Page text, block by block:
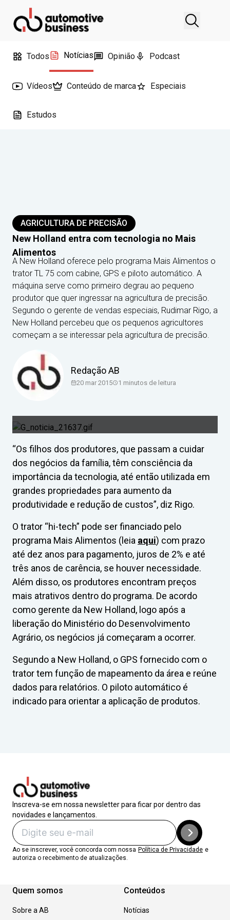
Todos Notícias Opinião Podcast
Vídeos Conteúdo de marca Especiais
Estudos
AGRICULTURA DE PRECISÃO
New Holland entra com tecnologia no Mais
Alimentos
A New Holland oferece pelo programa Mais Alimentos o
trator TL 75 com cabine, GPS e piloto automático. A
máquina serve como primeiro degrau ao pequeno
produtor que quer ingressar na agricultura de precisão.
Segundo o gerente de vendas especiais, Rudimar Rigo, a
New Holland percebeu que os pequenos agricultores
começam a se interessar pela agricultura de precisão.
Redação AB
20 mar 2015 1 minutos de leitura
“Os filhos dos produtores, que passam a cuidar
dos negócios da família, têm consciência da
importância da tecnologia, até então utilizada em
grandes propriedades para aumento da
produtividade e redução de custos”, diz Rigo.
O trator “hi-tech” pode ser financiado pelo
programa Mais Alimentos (leia aqui) com prazo
até dez anos para pagamento, juros de 2% e até
três anos de carência, se houver necessidade.
Além disso, os produtores encontram preços
mais atrativos dentro do programa. De acordo
como gerente da New Holland, logo após a
liberação do Ministério do Desenvolvimento
Agrário, os negócios já começaram a ocorrer.
Segundo a New Holland, o GPS fornecido com o
trator tem função de mapeamento da área e reúne
dados para relatórios. O piloto automático é
indicado para orientar a aplicação de produtos.
Inscreva-se em nossa newsletter para ficar por dentro das
novidades e lançamentos.
Ao se inscrever, você concorda com nossa Política de Privacidade e
autoriza o recebimento de atualizações.
Quem somos
Sobre a AB
Conteúdos
Notícias